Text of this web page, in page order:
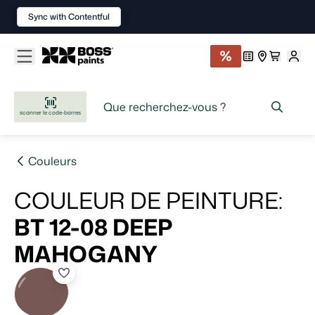
scanner le code-barres
Couleurs
COULEUR DE PEINTURE:
BT 12-08 DEEP
MAHOGANY
Sync with Contentful